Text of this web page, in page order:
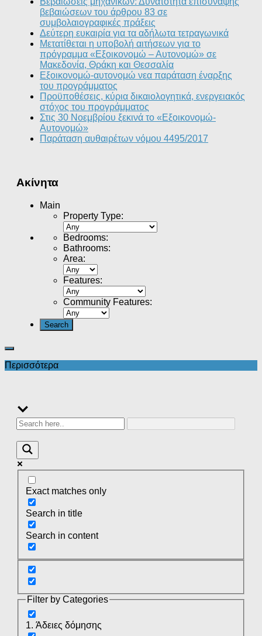
βεβαιώσεων του άρθρου 83 σε
συμβολαιογραφικές πράξεις
Δεύτερη ευκαιρία για τα αδήλωτα τετραγωνικά
Μετατίθεται η υποβολή αιτήσεων για το
πρόγραμμα «Εξοικονομώ – Αυτονομώ» σε
Μακεδονία, Θράκη και Θεσσαλία
Εξοικονομώ-αυτονομώ νεα παράταση έναρξης
του προγράμματος
Προϋποθέσεις, κύρια δικαιολογητικά, ενεργειακός
στόχος του προγράμματος
Στις 30 Νοεμβρίου ξεκινά το «Εξοικονομώ-
Αυτονομώ»
Παράταση αυθαιρέτων νόμου 4495/2017
Ακίνητα
Main
Property Type:
Bedrooms:
Bathrooms:
Area:
Features:
Community Features:
Περισσότερα
Exact matches only
Search in title
Search in content
Filter by Categories
1. Άδειες δόμησης